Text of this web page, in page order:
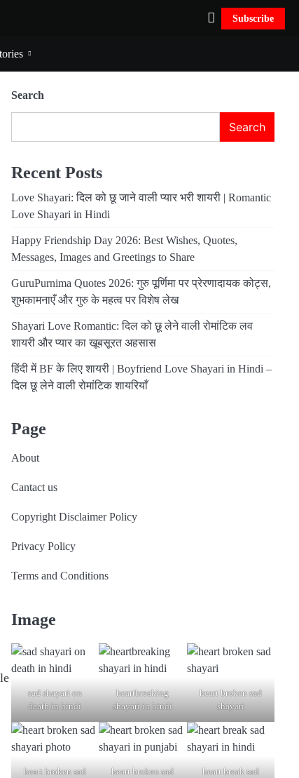
Subscribe
Search
Search
Recent Posts
Love Shayari: दिल को छू जाने वाली प्यार भरी शायरी | Romantic
Love Shayari in Hindi
Happy Friendship Day 2026: Best Wishes, Quotes,
Messages, Images and Greetings to Share
GuruPurnima Quotes 2026: गुरु पूर्णिमा पर प्रेरणादायक कोट्स,
शुभकामनाएँ और गुरु के महत्व पर विशेष लेख
Shayari Love Romantic: दिल को छू लेने वाली रोमांटिक लव
शायरी और प्यार का खूबसूरत अहसास
हिंदी में BF के लिए शायरी | Boyfriend Love Shayari in Hindi –
दिल छू लेने वाली रोमांटिक शायरियाँ
Page
About
Cantact us
Copyright Disclaimer Policy
Privacy Policy
Terms and Conditions
Image
sad shayari on
death in hindi
heartbreaking
shayari in hindi
heart broken sad
shayari
heart broken sad
heart broken sad
heart break sad